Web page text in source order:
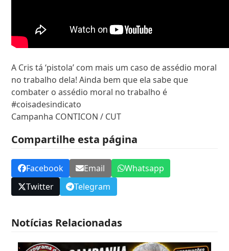
A Cris tá ‘pistola’ com mais um caso de assédio moral
no trabalho dela! Ainda bem que ela sabe que
combater o assédio moral no trabalho é
#coisadesindicato
Campanha CONTICON / CUT
Compartilhe esta página
Facebook Email
Whatsapp
Twitter
Telegram
Notícias Relacionadas